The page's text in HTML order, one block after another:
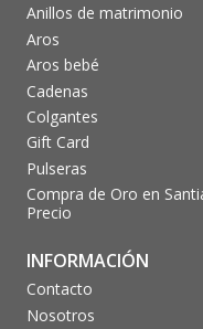
Anillos de matrimonio
Aros
Aros bebé
Cadenas
Colgantes
Gift Card
Pulseras
Compra de Oro en
Precio
INFORMACIÓN
Contacto
Nosotros